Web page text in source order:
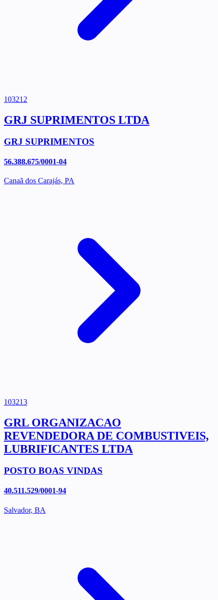
103212
GRJ SUPRIMENTOS LTDA
GRJ SUPRIMENTOS
56.388.675/0001-04
Canaã dos Carajás, PA
103213
GRL ORGANIZACAO
REVENDEDORA DE COMBUSTIVEIS,
LUBRIFICANTES LTDA
POSTO BOAS VINDAS
40.511.529/0001-94
Salvador, BA